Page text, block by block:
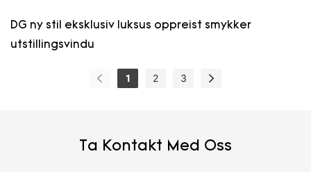
DG ny stil eksklusiv luksus oppreist smykker
utstillingsvindu
1 2 3
Ta Kontakt Med Oss